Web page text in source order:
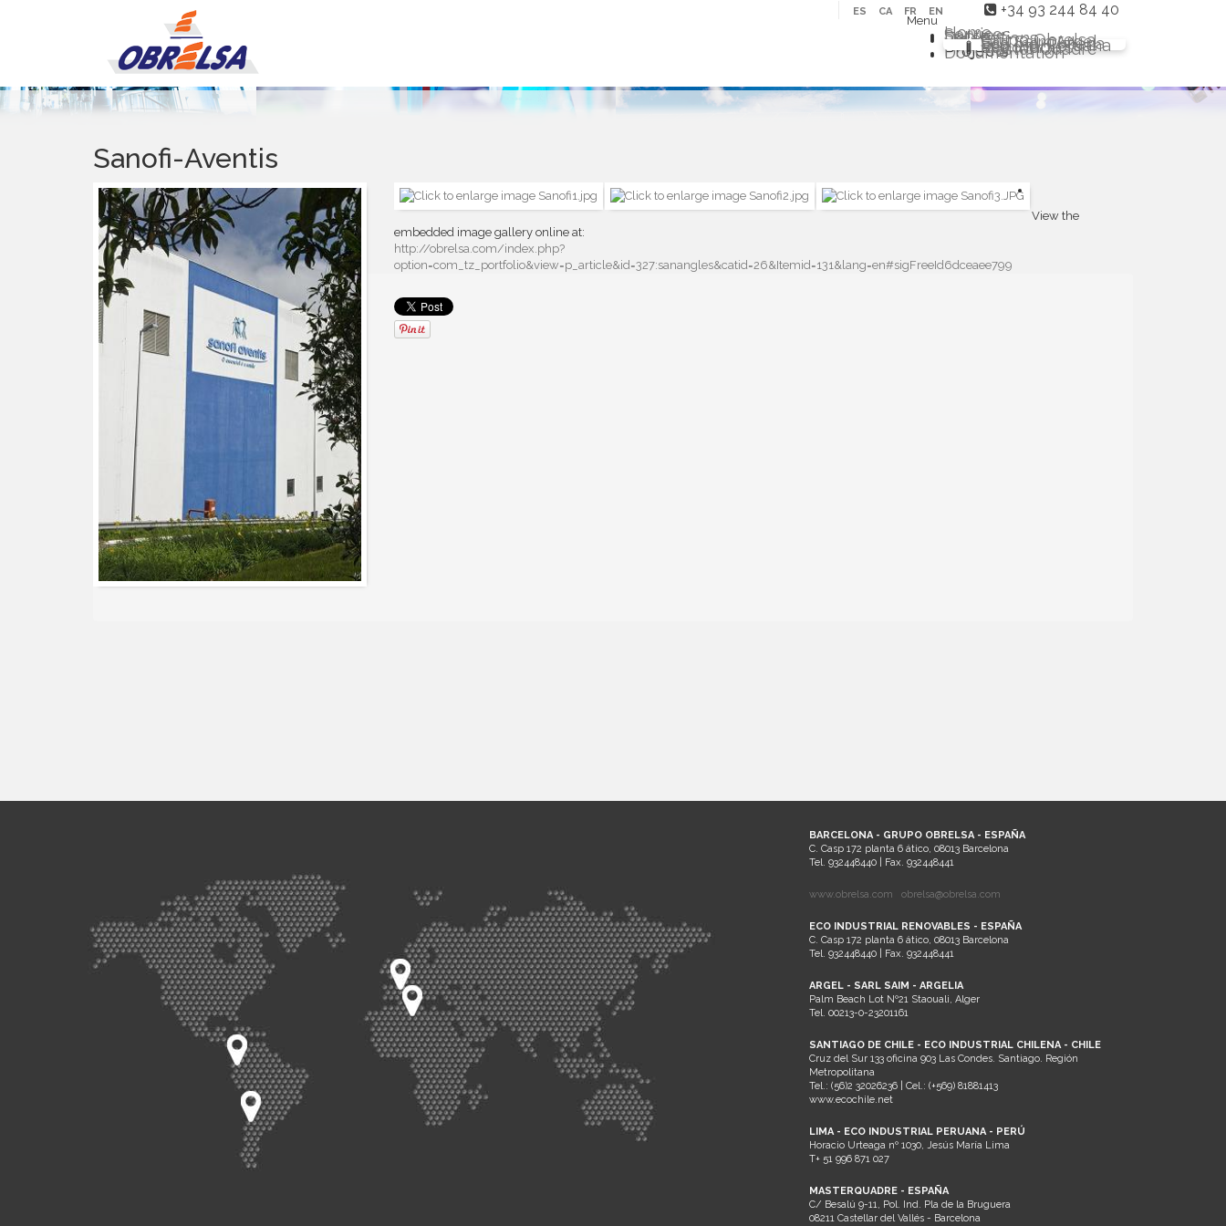
+34 93 244 84 40
ES CA FR EN
Menu
Home
Services
Sectors
Delegations
Grupo Obrelsa
Sarl Saim Argel
Eco Ind. Chilena
Eco Ind. Peruana
Eco Ind. Renovables
Master Quadre
Projects
Documentation
Sanofi-Aventis
View the
embedded image gallery online at:
http://obrelsa.com/index.php?
option=com_tz_portfolio&view=p_article&id=327:sanangles&catid=26&Itemid=131&lang=en#sigFreeId6dceaee799
BARCELONA - GRUPO OBRELSA - ESPAÑA
C. Casp 172 planta 6 ático, 08013 Barcelona
Tel. 932448440 | Fax. 932448441
www.obrelsa.com obrelsa@obrelsa.com
ECO INDUSTRIAL RENOVABLES - ESPAÑA
C. Casp 172 planta 6 ático, 08013 Barcelona
Tel. 932448440 | Fax. 932448441
ARGEL - SARL SAIM - ARGELIA
Palm Beach Lot Nº21 Staouali, Alger
Tel. 00213-0-23201161
SANTIAGO DE CHILE - ECO INDUSTRIAL CHILENA - CHILE
Cruz del Sur 133 oficina 903 Las Condes. Santiago. Región
Metropolitana
Tel.: (56)2 32026236 | Cel.: (+569) 81881413
www.ecochile.net
LIMA - ECO INDUSTRIAL PERUANA - PERÚ
Horacio Urteaga nº 1030, Jesús María Lima
T+ 51 996 871 027
MASTERQUADRE - ESPAÑA
C/ Besalú 9-11, Pol. Ind. Pla de la Bruguera
08211 Castellar del Vallés - Barcelona